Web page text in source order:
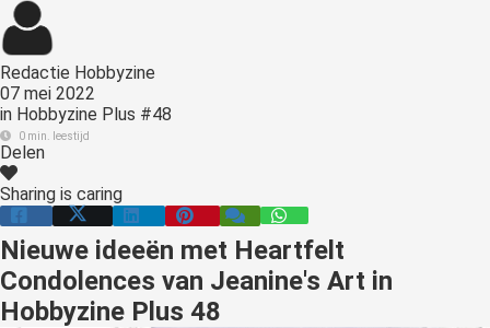
Redactie Hobbyzine
07 mei 2022
in Hobbyzine Plus #48
0 min. leestijd
Delen
Sharing is caring
Nieuwe ideeën met Heartfelt
Condolences van Jeanine's Art in
Hobbyzine Plus 48
worden
om
te
over
van
op